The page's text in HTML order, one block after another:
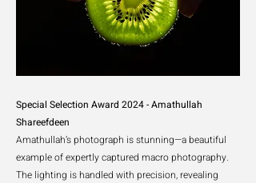
Special Selection Award 2024 -Amathullah
Shareefdeen
Amathullah’s photograph is stunning—a beautiful
example of expertly captured macro photography.
The lighting is handled with precision, revealing